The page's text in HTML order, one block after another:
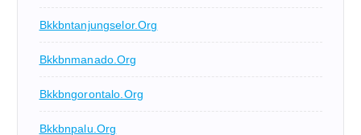
Bkkbntanjungselor.org
Bkkbnmanado.org
Bkkbngorontalo.org
Bkkbnpalu.org